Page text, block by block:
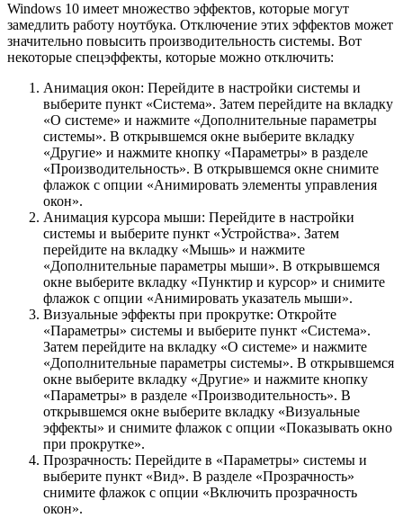
Windows 10 имеет множество эффектов, которые могут
замедлить работу ноутбука. Отключение этих эффектов может
значительно повысить производительность системы. Вот
некоторые спецэффекты, которые можно отключить:
Анимация окон: Перейдите в настройки системы и
выберите пункт «Система». Затем перейдите на вкладку
«О системе» и нажмите «Дополнительные параметры
системы». В открывшемся окне выберите вкладку
«Другие» и нажмите кнопку «Параметры» в разделе
«Производительность». В открывшемся окне снимите
флажок с опции «Анимировать элементы управления
окон».
Анимация курсора мыши: Перейдите в настройки
системы и выберите пункт «Устройства». Затем
перейдите на вкладку «Мышь» и нажмите
«Дополнительные параметры мыши». В открывшемся
окне выберите вкладку «Пунктир и курсор» и снимите
флажок с опции «Анимировать указатель мыши».
Визуальные эффекты при прокрутке: Откройте
«Параметры» системы и выберите пункт «Система».
Затем перейдите на вкладку «О системе» и нажмите
«Дополнительные параметры системы». В открывшемся
окне выберите вкладку «Другие» и нажмите кнопку
«Параметры» в разделе «Производительность». В
открывшемся окне выберите вкладку «Визуальные
эффекты» и снимите флажок с опции «Показывать окно
при прокрутке».
Прозрачность: Перейдите в «Параметры» системы и
выберите пункт «Вид». В разделе «Прозрачность»
снимите флажок с опции «Включить прозрачность
окон».